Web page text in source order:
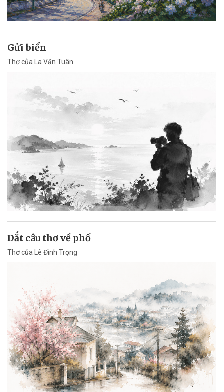
Gửi biển
Thơ của La Văn Tuân
Dắt câu thơ về phố
Thơ của Lê Đình Trọng